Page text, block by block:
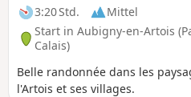
3:20 Std.
Mittel
Start in Aubigny-en-Artois
Calais)
Belle randonnée dans les
l'Artois et ses villages.